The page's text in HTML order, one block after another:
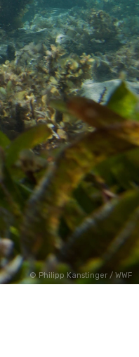
Philipp Kanstinger / WWF